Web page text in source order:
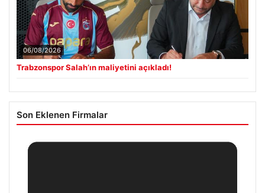
06/08/2026
Trabzonspor Salah’ın maliyetini açıkladı!
Son Eklenen Firmalar